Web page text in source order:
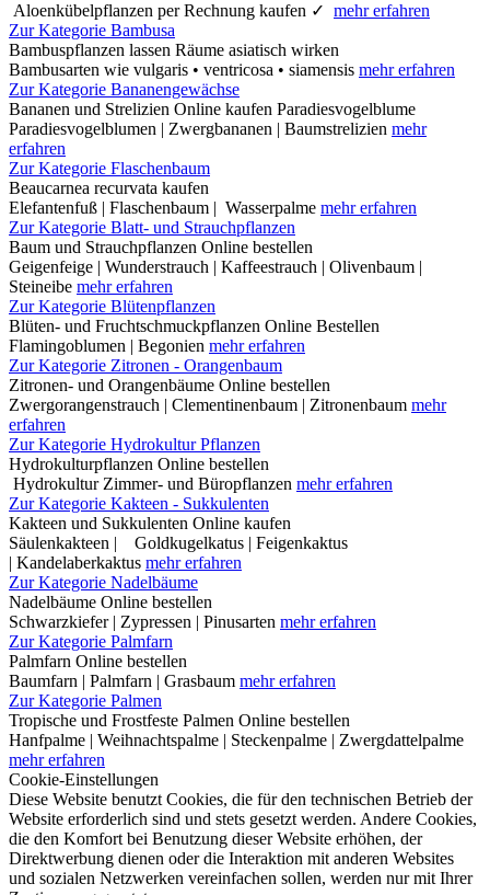
Aloenkübelpflanzen per Rechnung kaufen ✓ mehr erfahren
Zur Kategorie Bambusa
Bambuspflanzen lassen Räume asiatisch wirken
Bambusarten wie vulgaris • ventricosa • siamensis mehr erfahren
Zur Kategorie Bananengewächse
Bananen und Strelizien Online kaufen Paradiesvogelblume
Paradiesvogelblumen | Zwergbananen | Baumstrelizien mehr
erfahren
Zur Kategorie Flaschenbaum
Beaucarnea recurvata kaufen
Elefantenfuß | Flaschenbaum | Wasserpalme mehr erfahren
Zur Kategorie Blatt- und Strauchpflanzen
Baum und Strauchpflanzen Online bestellen
Geigenfeige | Wunderstrauch | Kaffeestrauch | Olivenbaum |
Steineibe mehr erfahren
Zur Kategorie Blütenpflanzen
Blüten- und Fruchtschmuckpflanzen Online Bestellen
Flamingoblumen | Begonien mehr erfahren
Zur Kategorie Zitronen - Orangenbaum
Zitronen- und Orangenbäume Online bestellen
Zwergorangenstrauch | Clementinenbaum | Zitronenbaum mehr
erfahren
Zur Kategorie Hydrokultur Pflanzen
Hydrokulturpflanzen Online bestellen
Hydrokultur Zimmer- und Büropflanzen mehr erfahren
Zur Kategorie Kakteen - Sukkulenten
Kakteen und Sukkulenten Online kaufen
Säulenkakteen | Goldkugelkatus | Feigenkaktus
| Kandelaberkaktus mehr erfahren
Zur Kategorie Nadelbäume
Nadelbäume Online bestellen
Schwarzkiefer | Zypressen | Pinusarten mehr erfahren
Zur Kategorie Palmfarn
Palmfarn Online bestellen
Baumfarn | Palmfarn | Grasbaum mehr erfahren
Zur Kategorie Palmen
Tropische und Frostfeste Palmen Online bestellen
Hanfpalme | Weihnachtspalme | Steckenpalme | Zwergdattelpalme
mehr erfahren
Cookie-Einstellungen
Diese Website benutzt Cookies, die für den technischen Betrieb der
Website erforderlich sind und stets gesetzt werden. Andere Cookies,
die den Komfort bei Benutzung dieser Website erhöhen, der
Direktwerbung dienen oder die Interaktion mit anderen Websites
und sozialen Netzwerken vereinfachen sollen, werden nur mit Ihrer